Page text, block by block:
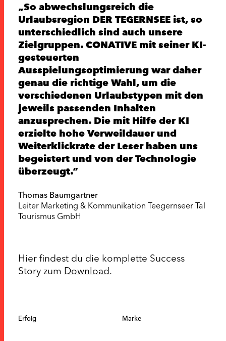
So abwechslungsreich die
Urlaubsregion DER TEGERNSEE ist, so
unterschiedlich sind auch unsere
Zielgruppen. CONATIVE mit seiner KI-
gesteuerten
Ausspielungsoptimierung war daher
genau die richtige Wahl, um die
verschiedenen Urlaubstypen mit den
jeweils passenden Inhalten
anzusprechen. Die mit Hilfe der KI
erzielte hohe Verweildauer und
Weiterklickrate der Leser haben uns
begeistert und von der Technologie
überzeugt.
Thomas Baumgartner
Leiter Marketing & Kommunikation Teegernseer Tal
Tourismus GmbH
Hier findest du die komplette Success
Story zum Download.
Erfolg Marke